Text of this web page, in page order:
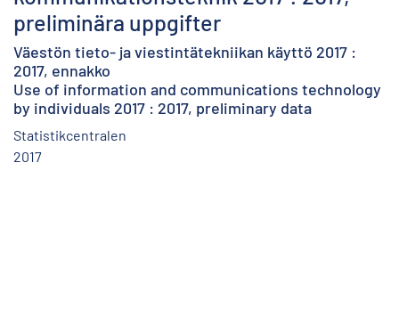
preliminära uppgifter
Väestön tieto- ja viestintätekniikan käyttö 2017 :
2017, ennakko
Use of information and communications technology
by individuals 2017 : 2017, preliminary data
Statistikcentralen
2017